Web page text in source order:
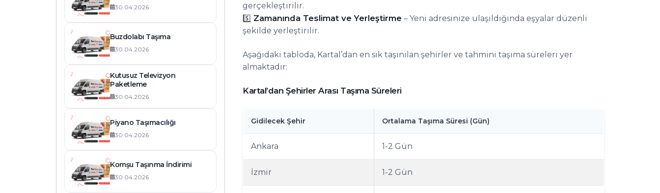
30.04.2026
Buzdolabı Taşıma
30.04.2026
Kutusuz Televizyon
Paketleme
30.04.2026
Piyano Taşımacılığı
30.04.2026
Komşu Taşınma İndirimi
30.04.2026
gerçekleştirilir.
5️⃣ Zamanında Teslimat ve Yerleştirme – Yeni adresinize ulaşıldığında eşyalar düzenli
şekilde yerleştirilir.
Aşağıdaki tabloda, Kartal’dan en sık taşınılan şehirler ve tahmini taşıma süreleri yer
almaktadır:
Kartal’dan Şehirler Arası Taşıma Süreleri
Gidilecek Şehir Ortalama Taşıma Süresi (Gün)
Ankara 1-2 Gün
İzmir 1-2 Gün